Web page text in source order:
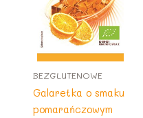
BEZGLUTENOWE
Galaretka o smaku
pomarańczowym